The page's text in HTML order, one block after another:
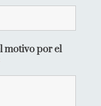
motivo por el